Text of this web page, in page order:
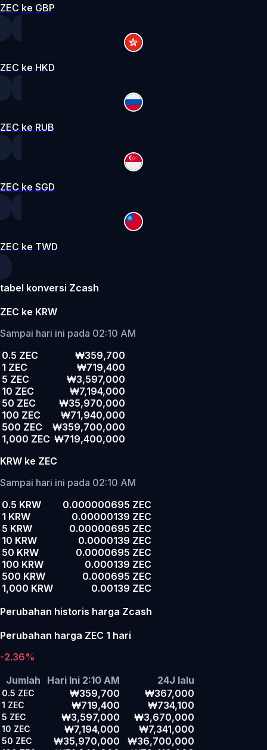
ZEC ke GBP
ZEC ke HKD
ZEC ke RUB
ZEC ke SGD
ZEC ke TWD
tabel konversi Zcash
ZEC ke KRW
Sampai hari ini pada 02:10 AM
0.5 ZEC
₩359,700
1 ZEC
₩719,400
5 ZEC
₩3,597,000
10 ZEC
₩7,194,000
50 ZEC
₩35,970,000
100 ZEC
₩71,940,000
500 ZEC
₩359,700,000
1,000 ZEC ₩719,400,000
KRW ke ZEC
Sampai hari ini pada 02:10 AM
0.5 KRW
0.000000695 ZEC
1 KRW
0.00000139 ZEC
5 KRW
0.00000695 ZEC
10 KRW
0.0000139 ZEC
50 KRW
0.0000695 ZEC
100 KRW
0.000139 ZEC
500 KRW
0.000695 ZEC
1,000 KRW
0.00139 ZEC
Perubahan historis harga Zcash
Perubahan harga ZEC 1 hari
-2.36%
Jumlah
Hari Ini 2:10 AM 24J lalu
0.5 ZEC ₩359,700 ₩367,000
1 ZEC ₩719,400 ₩734,100
5 ZEC ₩3,597,000 ₩3,670,000
10 ZEC ₩7,194,000 ₩7,341,000
50 ZEC ₩35,970,000 ₩36,700,000